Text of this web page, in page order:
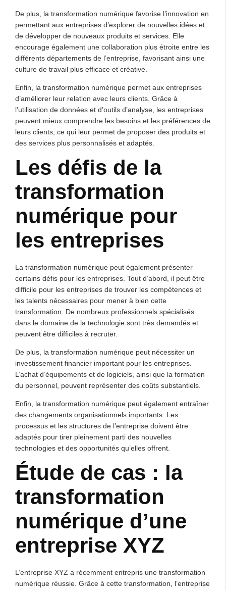
De plus, la transformation numérique favorise l’innovation en
permettant aux entreprises d’explorer de nouvelles idées et
de développer de nouveaux produits et services. Elle
encourage également une collaboration plus étroite entre les
différents départements de l’entreprise, favorisant ainsi une
culture de travail plus efficace et créative.
Enfin, la transformation numérique permet aux entreprises
d’améliorer leur relation avec leurs clients. Grâce à
l’utilisation de données et d’outils d’analyse, les entreprises
peuvent mieux comprendre les besoins et les préférences de
leurs clients, ce qui leur permet de proposer des produits et
des services plus personnalisés et adaptés.
Les défis de la
transformation
numérique pour
les entreprises
La transformation numérique peut également présenter
certains défis pour les entreprises. Tout d’abord, il peut être
difficile pour les entreprises de trouver les compétences et
les talents nécessaires pour mener à bien cette
transformation. De nombreux professionnels spécialisés
dans le domaine de la technologie sont très demandés et
peuvent être difficiles à recruter.
De plus, la transformation numérique peut nécessiter un
investissement financier important pour les entreprises.
L’achat d’équipements et de logiciels, ainsi que la formation
du personnel, peuvent représenter des coûts substantiels.
Enfin, la transformation numérique peut également entraîner
des changements organisationnels importants. Les
processus et les structures de l’entreprise doivent être
adaptés pour tirer pleinement parti des nouvelles
technologies et des opportunités qu’elles offrent.
Étude de cas : la
transformation
numérique d’une
entreprise XYZ
L’entreprise XYZ a récemment entrepris une transformation
numérique réussie. Grâce à cette transformation, l’entreprise